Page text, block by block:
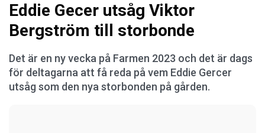
Eddie Gecer utsåg Viktor
Bergström till storbonde
Det är en ny vecka på Farmen 2023 och det är dags
för deltagarna att få reda på vem Eddie Gercer
utsåg som den nya storbonden på gården.